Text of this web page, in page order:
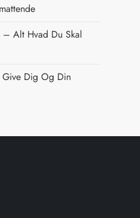
– Alt Hvad Du Skal
Give Dig Og Din